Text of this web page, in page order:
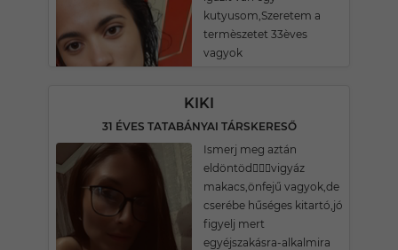
kutyusom,Szeretem a
termèszetet 33èves
vagyok
KIKI
31 ÉVES TATABÁNYAI TÁRSKERESŐ
Ismerj meg aztán
eldöntöd🤷🏽‍♀️vigyáz
makacs,önfejű vagyok,de
cserébe hűséges kitartó,jó
figyelj mert
egyéjszakásra-alkalmira